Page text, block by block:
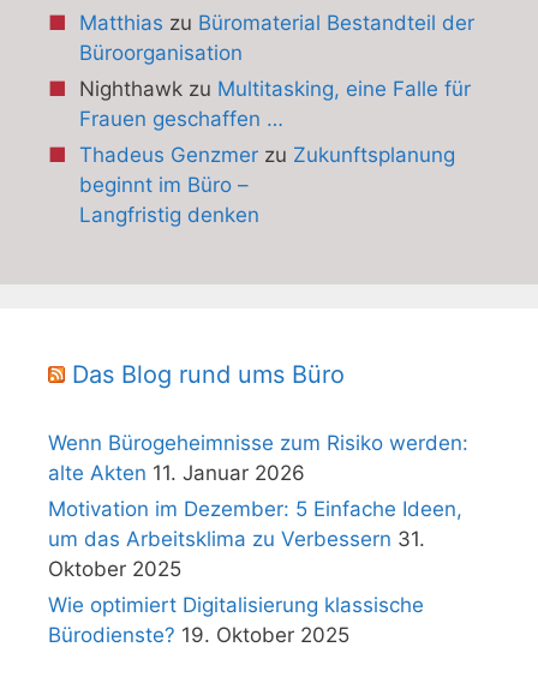
Matthias zu Büromaterial Bestandteil der
Büroorganisation
Nighthawkzu Multitasking, eine Falle für
Frauen geschaffen …
Thadeus Genzmerzu Zukunftsplanung
beginnt im Büro –
Langfristig denken
Das Blog rund ums Büro
Wenn Bürogeheimnisse zum Risiko werden:
alte Akten 11. Januar 2026
Motivation im Dezember: 5 Einfache Ideen,
um das Arbeitsklima zu Verbessern 31.
Oktober 2025
Wie optimiert Digitalisierung klassische
Bürodienste? 19. Oktober 2025